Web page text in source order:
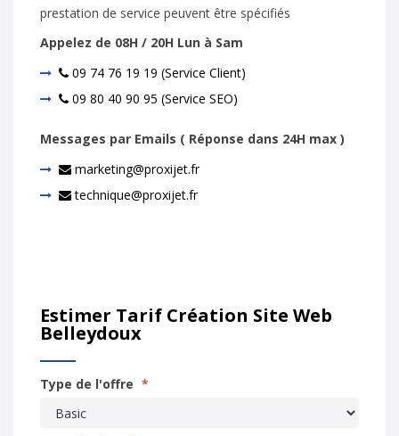
prestation de service peuvent être spécifiés
Appelez de 08H / 20H Lun à Sam
09 74 76 19 19 (Service Client)
09 80 40 90 95 (Service SEO)
Messages par Emails ( Réponse dans 24H max )
marketing@proxijet.fr
technique@proxijet.fr
Estimer Tarif Création Site Web
Belleydoux
Type de l'offre *